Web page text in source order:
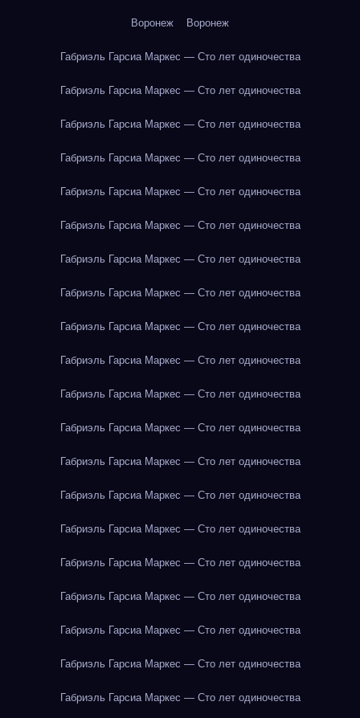
Воронеж Воронеж
Габриэль Гарсиа Маркес — Сто лет одиночества
Габриэль Гарсиа Маркес — Сто лет одиночества
Габриэль Гарсиа Маркес — Сто лет одиночества
Габриэль Гарсиа Маркес — Сто лет одиночества
Габриэль Гарсиа Маркес — Сто лет одиночества
Габриэль Гарсиа Маркес — Сто лет одиночества
Габриэль Гарсиа Маркес — Сто лет одиночества
Габриэль Гарсиа Маркес — Сто лет одиночества
Габриэль Гарсиа Маркес — Сто лет одиночества
Габриэль Гарсиа Маркес — Сто лет одиночества
Габриэль Гарсиа Маркес — Сто лет одиночества
Габриэль Гарсиа Маркес — Сто лет одиночества
Габриэль Гарсиа Маркес — Сто лет одиночества
Габриэль Гарсиа Маркес — Сто лет одиночества
Габриэль Гарсиа Маркес — Сто лет одиночества
Габриэль Гарсиа Маркес — Сто лет одиночества
Габриэль Гарсиа Маркес — Сто лет одиночества
Габриэль Гарсиа Маркес — Сто лет одиночества
Габриэль Гарсиа Маркес — Сто лет одиночества
Габриэль Гарсиа Маркес — Сто лет одиночества